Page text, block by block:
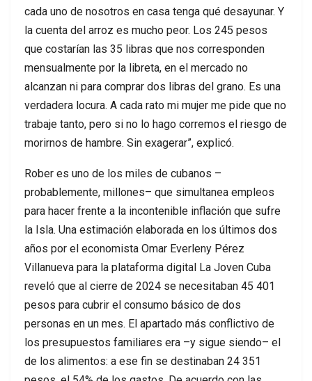
cada uno de nosotros en casa tenga qué desayunar. Y
la cuenta del arroz es mucho peor. Los 245 pesos
que costarían las 35 libras que nos corresponden
mensualmente por la libreta, en el mercado no
alcanzan ni para comprar dos libras del grano. Es una
verdadera locura. A cada rato mi mujer me pide que no
trabaje tanto, pero si no lo hago corremos el riesgo de
morirnos de hambre. Sin exagerar”, explicó.
Rober es uno de los miles de cubanos –
probablemente, millones– que simultanea empleos
para hacer frente a la incontenible inflación que sufre
la Isla. Una estimación elaborada en los últimos dos
años por el economista Omar Everleny Pérez
Villanueva para la plataforma digital La Joven Cuba
reveló que al cierre de 2024 se necesitaban 45 401
pesos para cubrir el consumo básico de dos
personas en un mes. El apartado más conflictivo de
los presupuestos familiares era –y sigue siendo– el
de los alimentos: a ese fin se destinaban 24 351